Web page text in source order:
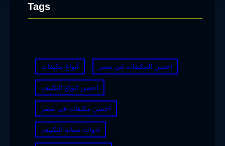
Tags
أنواع مكيفات احسن المكيفات في مصر
احسن انواع التكييف
احسن مكيفات في مصر
ادوات صيانة التكييف